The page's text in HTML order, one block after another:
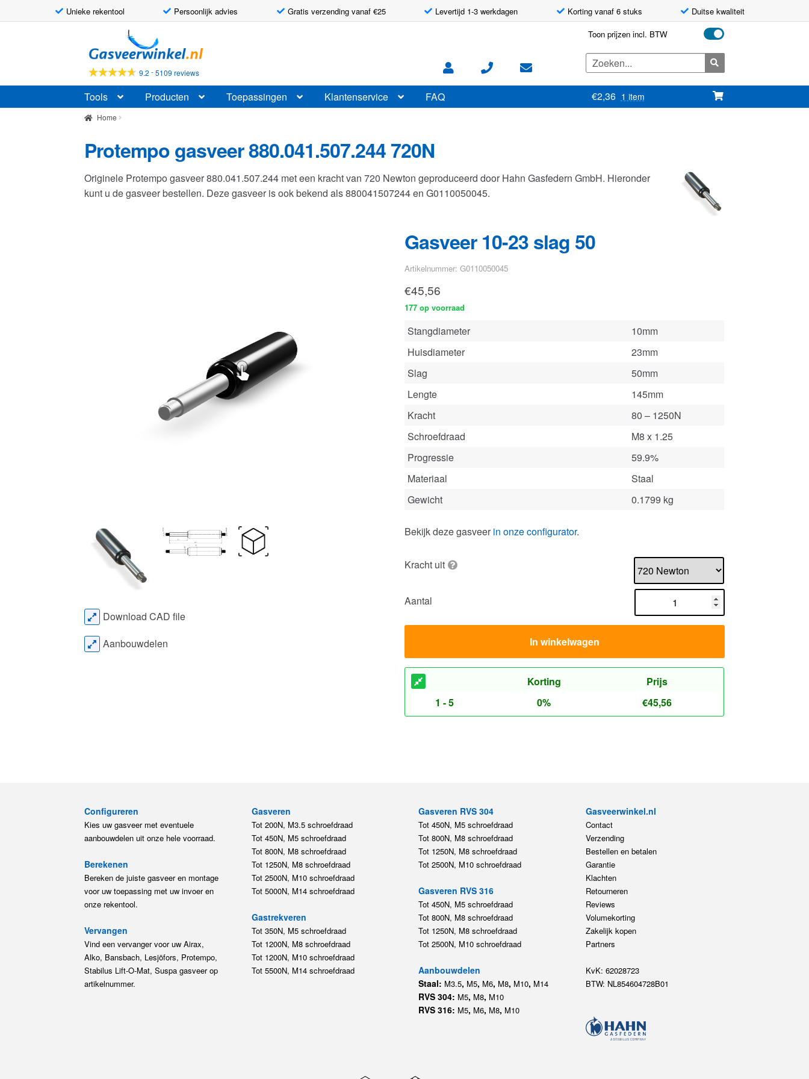
Unieke rekentool Persoonlijk advies Gratis verzending vanaf €25 Levertijd 1-3 werkdagen Korting vanaf 6 stuks Duitse kwaliteit
door
naar
navigatie
naar
de
inhoud
9.2 -5109 reviews
Toon prijzen incl. BTW
Zoeken
naar:
Tools Producten Toepassingen Klantenservice FAQ €2,36 1 item
Home
Protempo gasveer 880.041.507.244 720N
Originele Protempo gasveer 880.041.507.244 met een kracht van 720 Newton geproduceerd door Hahn Gasfedern GmbH. Hieronder
kunt u de gasveer bestellen. Deze gasveer is ook bekend als 880041507244 en G0110050045.
Gasveer 10-23 slag 50
Artikelnummer: G0110050045
€45,56
177 op voorraad
Stangdiameter
10mm
Huisdiameter
23mm
Slag
50mm
Lengte
145mm
Kracht
80 – 1250N
Schroefdraad
M8 x 1.25
Progressie
59.9%
Materiaal
Staal
Gewicht
0.1799 kg
Bekijk deze gasveer in onze configurator.
Kracht uit
Aantal
In winkelwagen
Korting
Prijs
1 - 5
0% €45,56
Download CAD file
Aanbouwdelen
Configureren
Kies uw gasveer met eventuele
aanbouwdelen uit onze hele voorraad.
Berekenen
Bereken de juiste gasveer en montage
voor uw toepassing met uw invoer en
onze rekentool.
Vervangen
Vind een vervanger voor uw Airax,
Alko, Bansbach, Lesjöfors, Protempo,
Stabilus Lift-O-Mat, Suspa gasveer op
artikelnummer.
Gasveren
Tot 200N, M3.5 schroefdraad
Tot 450N, M5 schroefdraad
Tot 800N, M8 schroefdraad
Tot 1250N, M8 schroefdraad
Tot 2500N, M10 schroefdraad
Tot 5000N, M14 schroefdraad
Gastrekveren
Tot 350N, M5 schroefdraad
Tot 1200N, M8 schroefdraad
Tot 1200N, M10 schroefdraad
Tot 5500N, M14 schroefdraad
Gasveren RVS 304
Tot 450N, M5 schroefdraad
Tot 800N, M8 schroefdraad
Tot 1250N, M8 schroefdraad
Tot 2500N, M10 schroefdraad
Gasveren RVS 316
Tot 450N, M5 schroefdraad
Tot 800N, M8 schroefdraad
Tot 1250N, M8 schroefdraad
Tot 2500N, M10 schroefdraad
Aanbouwdelen
Staal: M3.5, M5, M6, M8, M10, M14
RVS 304: M5, M8, M10
RVS 316: M5, M6, M8, M10
Gasveerwinkel.nl
Contact
Verzending
Bestellen en betalen
Garantie
Klachten
Retourneren
Reviews
Volumekorting
Zakelijk kopen
Partners
KvK: 62028723
BTW: NL854604728B01